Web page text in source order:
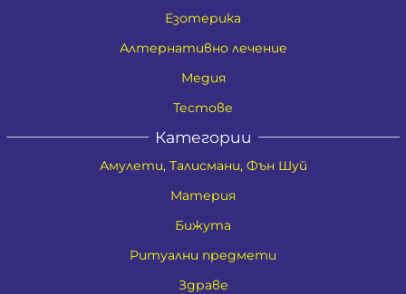
Езотерика
Алтернативно лечение
Медия
Тестове
Категории
Амулети, Талисмани, Фън Шуй
Материя
Бижута
Ритуални предмети
Здраве